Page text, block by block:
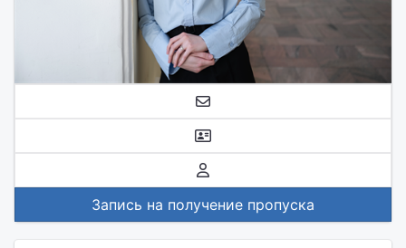
Запись на получение пропуска